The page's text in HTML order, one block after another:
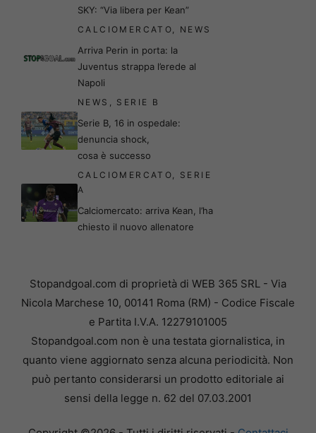
SKY: “Via libera per Kean”
CALCIOMERCATO NEWS
Arriva Perin in porta: la
Juventus strappa l’erede al
Napoli
NEWS SERIE B
Serie B, 16 in ospedale:
denuncia shock,
cosa è successo
CALCIOMERCATO
SERIE
A
Calciomercato: arriva Kean, l’ha
chiesto il nuovo allenatore
Stopandgoal.com di proprietà di WEB 365 SRL - Via
Nicola Marchese 10, 00141 Roma (RM) - Codice Fiscale
e Partita I.V.A. 12279101005
Stopandgoal.com non è una testata giornalistica, in
quanto viene aggiornato senza alcuna periodicità. Non
può pertanto considerarsi un prodotto editoriale ai
sensi della legge n. 62 del 07.03.2001